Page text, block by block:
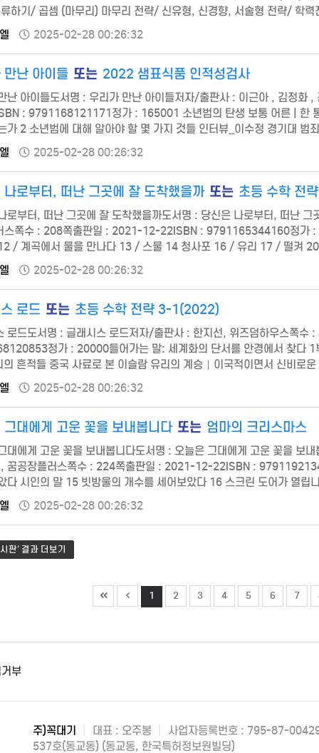
유도원 기업 회생파산
바로가기
하기/ 곱셈 (마무리) 마무리 전략/ 신유형, 신경향, 서술형 전략/ 학
요리저자/출판사 : 한국푸드표현예술치료협회 전문가, 더로드쪽수 …
2025-02-28 00:26:32
만난 아이들 또는 2022 샘표식품 인적성검사
난 아이들도서명 : 우리가 만난 아이들저자/출판사 : 이근아 , 김정
: 9791168121171정가 : 165001 소년범의 탄생 보통 어른 | 한
가 2 소년범에 대해 알아야 할 몇 가지 것들 인터뷰_이수정 경기대
이 | 부모를 위한 가이드라인 | 울타리 | 죄의 무게 | 배제된 아이들 |
2025-02-28 00:26:32
나로부터, 떠난 그곳에 잘 도착했을까 또는 초등 수학 전
로부터, 떠난 그곳에 잘 도착했을까도서명 : 당신은 나로부터, 떠난
스쪽수 : 208쪽출판일 : 2021-12-22ISBN : 9791165344160정가 :
/ 계곡에서 물을 만나다 13 / 스물 14 청사포 16 / 유리 17 / 떨켜
/ 260자 31 / 눈사람 34 / 물금역 35 / 빈관 37 /사람 38…
2025-02-28 00:26:32
로드 또는 초등 수학 전략 3-1(2022)
로드도서명 : 글래시스 로드저자/출판사 : 한지선, 위즈덤하우스쪽
정가 : 20000들어가는 말: 세계화의 단서를 안경에서 찾다 1
흔적들 중국 사료로 본 이슬람 유리의 계승｜이국적이면서 신비로
파리의 연관성｜‘파리’와 ‘브릴러’, 어원의 유사성 2장 혁신을 가져
2025-02-28 00:26:32
그대에게 고운 꽃을 보내봅니다 또는 엄마의 크리스마스
대에게 고운 꽃을 보내봅니다도서명 : 오늘은 그대에게 고운 꽃을 보
꿈공장플러스쪽수 : 224쪽출판일 : 2021-12-22ISBN :
다 시인의 말 15 빗방울의 개수를 세어보았다 16 스크린 도어가 열
하늘과 한강을 반으로 접으면 21 블라인드 22 여름이 내립니다 23
2025-02-28 00:26:32
판' 결과 더보기
1 2 3 4 5 6 7
부
주)꼭대기 대표 : 오주봉
사업자등록번호 : 795-87-
537호(동교동) (동교동, 한국특허정보원빌딩)